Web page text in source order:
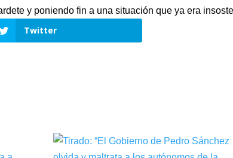
y poniendo fin a una situación que ya era
Twitter